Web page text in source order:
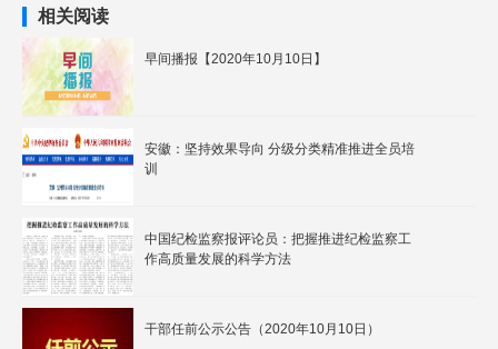
相关阅读
早间播报【2020年10月10日】
安徽：坚持效果导向 分级分类精准推进全员培
训
中国纪检监察报评论员：把握推进纪检监察工
作高质量发展的科学方法
干部任前公示公告（2020年10月10日）